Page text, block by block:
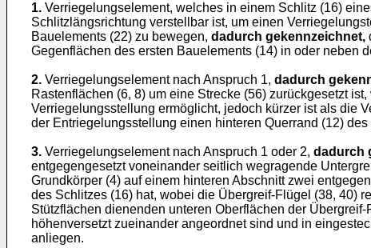
1. Verriegelungselement, welches in einem Schlitz (16)
Schlitzlängsrichtung verstellbar ist, um einen
Bauelements (22) zu bewegen, dadurch gekennzeichnet,
Gegenflächen des ersten Bauelements (14) in oder neben
2. Verriegelungselement nach Anspruch 1, dadurch
Rastenflächen (6, 8) um eine Strecke (56) zurückgesetzt
Verriegelungsstellung ermöglicht, jedoch kürzer ist als die
der Entriegelungsstellung einen hinteren Querrand (12)
3. Verriegelungselement nach Anspruch 1 oder 2, dadurch
entgegengesetzt voneinander seitlich wegragende
Grundkörper (4) auf einem hinteren Abschnitt zwei
des Schlitzes (16) hat, wobei die Übergreif-Flügel (38, 40)
Stützflächen dienenden unteren Oberflächen der
höhenversetzt zueinander angeordnet sind und in
anliegen.